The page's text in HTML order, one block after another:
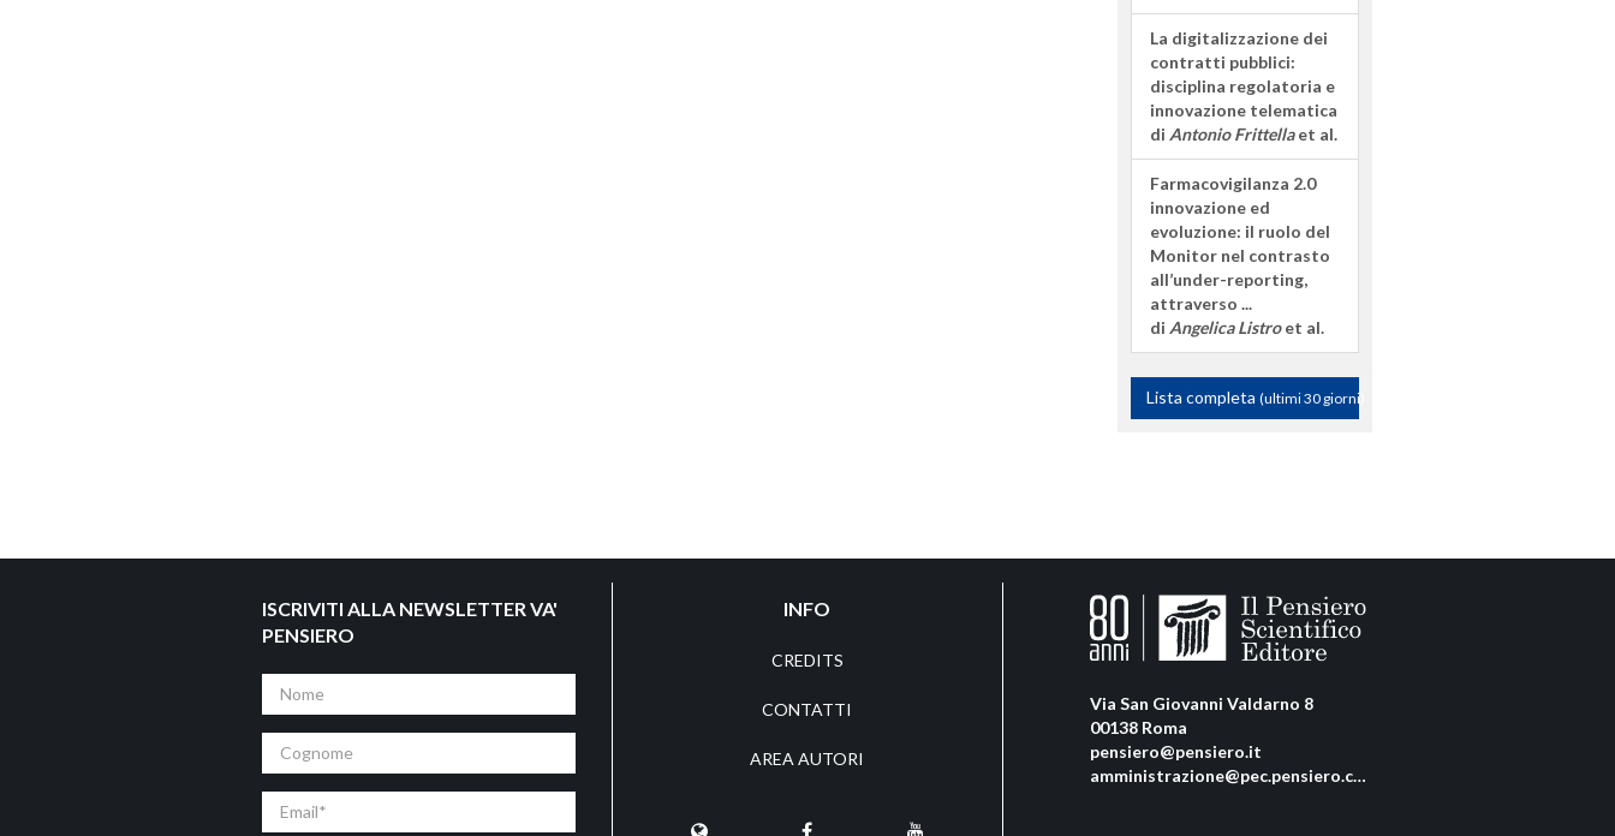
La digitalizzazione dei
contratti pubblici:
disciplina regolatoria e
innovazione telematica
di Antonio Frittellaet al.
Farmacovigilanza 2.0
innovazione ed
evoluzione: il ruolo del
Monitor nel contrasto
all’under-reporting,
attraverso ...
di Angelica Listroet al.
Lista completa (ultimi 30 giorni)
ISCRIVITI ALLA NEWSLETTER VA'
PENSIERO
Nome
Cognome
Email
INFO
CREDITS
CONTATTI
AREA AUTORI
Via San Giovanni Valdarno 8
00138 Roma
pensiero@pensiero.it
amministrazione@pec.pensiero.com